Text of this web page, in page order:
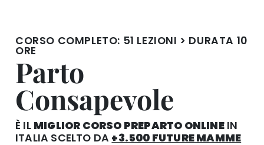
CORSO COMPLETO: 51 LEZIONI > DURATA 10
ORE
Parto
Consapevole
È IL MIGLIOR CORSO PREPARTO ONLINEIN
ITALIA SCELTO DA +3.500 FUTURE MAMME